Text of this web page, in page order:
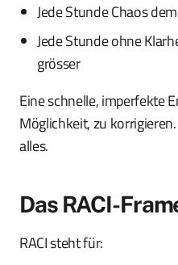
Jede Stunde Chaos
Jede Stunde ohne
grösser
Eine schnelle, imperfekte
Möglichkeit, zu
alles.
Das RACI-
RACI steht für: